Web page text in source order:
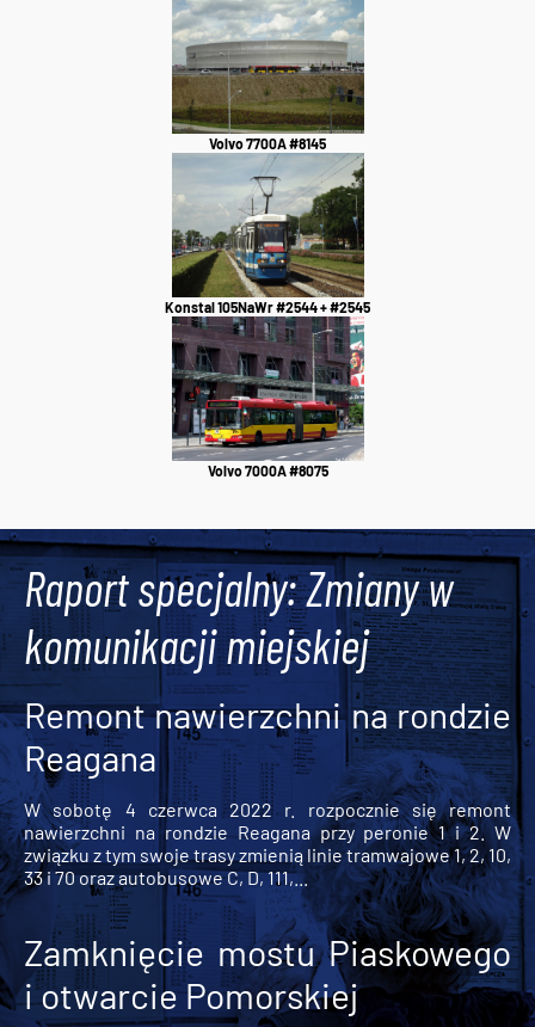
Volvo 7700A #8145
Konstal 105NaWr #2544 + #2545
Volvo 7000A #8075
Raport specjalny: Zmiany w
komunikacji miejskiej
Remont nawierzchni na rondzie
Reagana
W sobotę 4 czerwca 2022 r. rozpocznie się remont
nawierzchni na rondzie Reagana przy peronie 1 i 2. W
związku z tym swoje trasy zmienią linie tramwajowe 1, 2, 10,
33 i 70 oraz autobusowe C, D, 111,...
Zamknięcie mostu Piaskowego
i otwarcie Pomorskiej